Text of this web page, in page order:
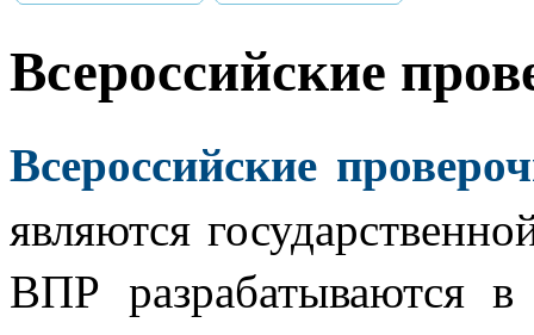
Всероссийские
Всероссийские
являются
ВПР разрабатываются в